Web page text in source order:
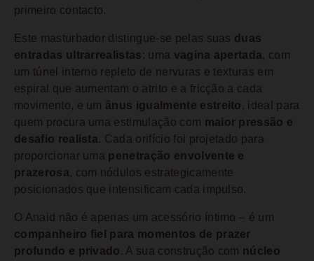
primeiro contacto.
Este masturbador distingue-se pelas suas duas
entradas ultrarrealistas : uma vagina apertada, com
um túnel interno repleto de nervuras e texturas em
espiral que aumentam o atrito e a fricção a cada
movimento, e um ânus igualmente estreito , ideal para
quem procura uma estimulação com maior pressão e
desafio realista. Cada orifício foi projetado para
proporcionar uma penetração envolvente e
prazerosa, com nódulos estrategicamente
posicionados que intensificam cada impulso.
O Anaid não é apenas um acessório íntimo – é um
companheiro fiel para momentos de prazer
profundo e privado . A sua construção com núcleo